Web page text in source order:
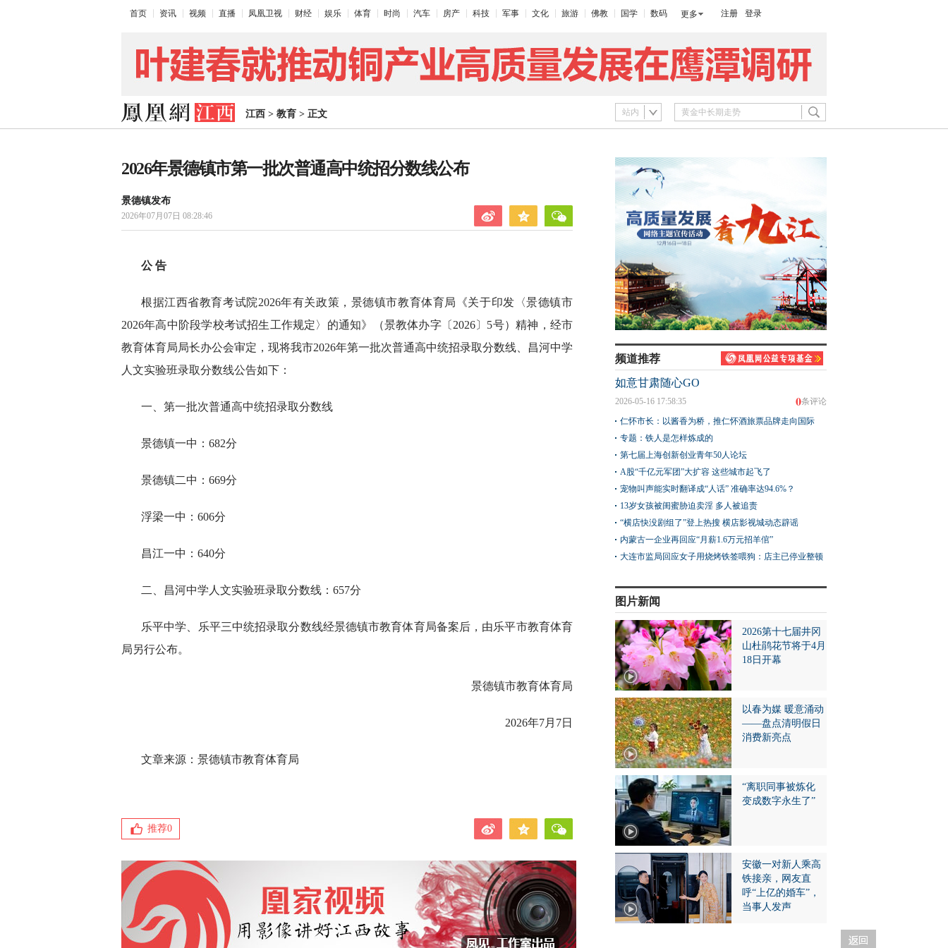
首页 资讯 视频 直播 凤凰卫视 财经 娱乐 体育 时尚 汽车 房产 科技 军事 文化 旅游 佛教 国学 数码 更多 注册 登录
江西 > 教育 > 正文 站内
2026年景德镇市第一批次普通高中统招分数线公布
景德镇发布
2026年07月07日 08:28:46
公 告
根据江西省教育考试院2026年有关政策，景德镇市教育体育局《关于印发〈景德镇市
2026年高中阶段学校考试招生工作规定〉的通知》（景教体办字〔2026〕5号）精神，经市
教育体育局局长办公会审定，现将我市2026年第一批次普通高中统招录取分数线、昌河中学
人文实验班录取分数线公告如下：
一、第一批次普通高中统招录取分数线
景德镇一中：682分
景德镇二中：669分
浮梁一中：606分
昌江一中：640分
二、昌河中学人文实验班录取分数线：657分
乐平中学、乐平三中统招录取分数线经景德镇市教育体育局备案后，由乐平市教育体育
局另行公布。
景德镇市教育体育局
2026年7月7日
文章来源：景德镇市教育体育局
推荐0
频道推荐
如意甘肃随心GO
0条评论
2026-05-16 17:58:35
仁怀市长：以酱香为桥，推仁怀酒旅票品牌走向国际
专题：铁人是怎样炼成的
第七届上海创新创业青年50人论坛
A股“千亿元军团”大扩容 这些城市起飞了
宠物叫声能实时翻译成“人话” 准确率达94.6%？
13岁女孩被闺蜜胁迫卖淫 多人被追责
“横店快没剧组了”登上热搜 横店影视城动态辟谣
内蒙古一企业再回应“月薪1.6万元招羊倌”
大连市监局回应女子用烧烤铁签喂狗：店主已停业整顿
图片新闻
2026第十七届井冈
山杜鹃花节将于4月
18日开幕
以春为媒 暖意涌动
——盘点清明假日
消费新亮点
“离职同事被炼化
变成数字永生了”
安徽一对新人乘高
铁接亲，网友直
呼“上亿的婚车”，
当事人发声